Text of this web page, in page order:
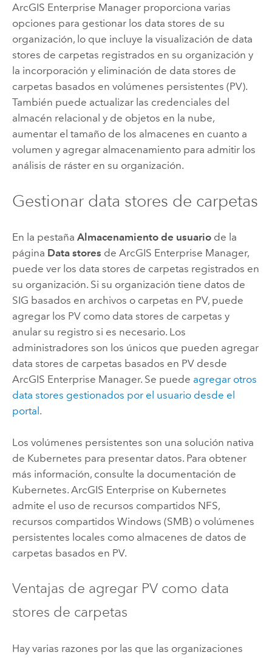
ArcGIS Enterprise Managerproporciona varias
opciones para gestionar los data stores de su
organización, lo que incluye la visualización de data
stores de carpetas registrados en su organización y
la incorporación y eliminación de data stores de
carpetas basados en volúmenes persistentes (PV).
También puede actualizar las credenciales del
almacén relacional y de objetos en la nube,
aumentar el tamaño de los almacenes en cuanto a
volumen y agregar almacenamiento para admitir los
análisis de ráster en su organización.
Gestionar data stores de carpetas
En la pestaña Almacenamiento de usuariode la
página Data stores de ArcGIS Enterprise Manager,
puede ver los data stores de carpetas registrados en
su organización. Si su organización tiene datos de
SIG basados en archivos o carpetas en PV, puede
agregar los PV como data stores de carpetas y
anular su registro si es necesario. Los
administradores son los únicos que pueden agregar
data stores de carpetas basados en PV desde
ArcGIS Enterprise Manager. Se puede agregar otros
data stores gestionados por el usuario desde el
portal.
Los volúmenes persistentes son una solución nativa
de Kubernetes para presentar datos. Para obtener
más información, consulte la documentación de
Kubernetes. ArcGIS Enterprise on Kubernetes
admite el uso de recursos compartidos NFS,
recursos compartidos Windows (SMB) o volúmenes
persistentes locales como almacenes de datos de
carpetas basados en PV.
Ventajas de agregar PV como data
stores de carpetas
Hay varias razones por las que las organizaciones